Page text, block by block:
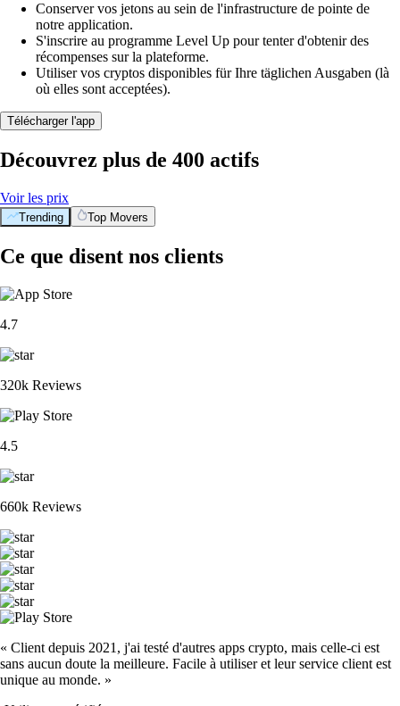
Conserver vos jetons au sein de l'infrastructure de pointe de
notre application.
S'inscrire au programme Level Up pour tenter d'obtenir des
récompenses sur la plateforme.
Utiliser vos cryptos disponibles für Ihre täglichen Ausgaben (là
où elles sont acceptées).
Télécharger l'app
Découvrez plus de 400 actifs
Voir les prix
Trending Top Movers
Ce que disent nos clients
4.7
320k Reviews
4.5
660k Reviews
« Client depuis 2021, j'ai testé d'autres apps crypto, mais celle-ci est
sans aucun doute la meilleure. Facile à utiliser et leur service client est
unique au monde. »